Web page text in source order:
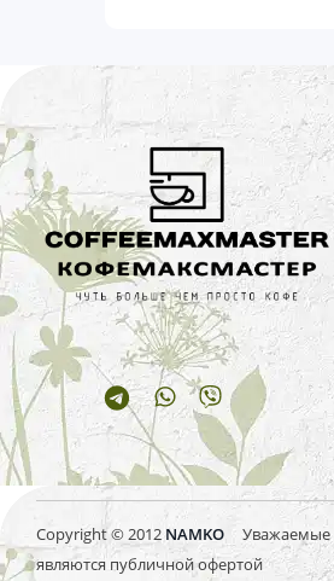
TelegramWhatsapp
Viber
Copyright © 2012 NAMKO Уважаемые
являются публичной офертой